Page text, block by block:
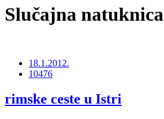
Slučajna natuknica
18.1.2012.
10476
rimske ceste u Istri